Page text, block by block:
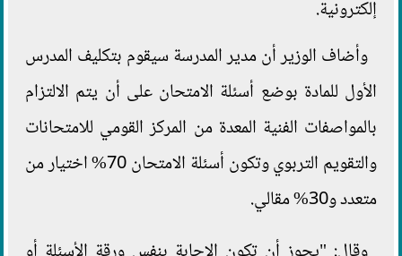
إلكترونية.
وأضاف الوزير أن مدير المدرسة سيقوم بتكليف المدرس
الأول للمادة بوضع أسئلة الامتحان على أن يتم الالتزام
بالمواصفات الفنية المعدة من المركز القومي للامتحانات
والتقويم التربوي وتكون أسئلة الامتحان 70% اختيار من
متعدد و30% مقالي.